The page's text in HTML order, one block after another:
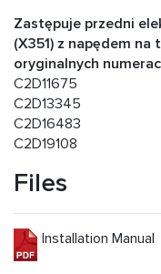
Zastępuje przedni
(X351) z napędem na
oryginalnych
C2D11675
C2D13345
C2D16483
C2D19108
Files
Installation Manual